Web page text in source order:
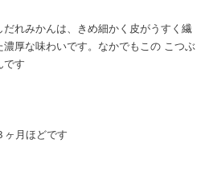
れみかんは、きめ細かく皮がうすく繊
厚な味わいです。なかでもこの こつぶ
です
ヶ月ほどです